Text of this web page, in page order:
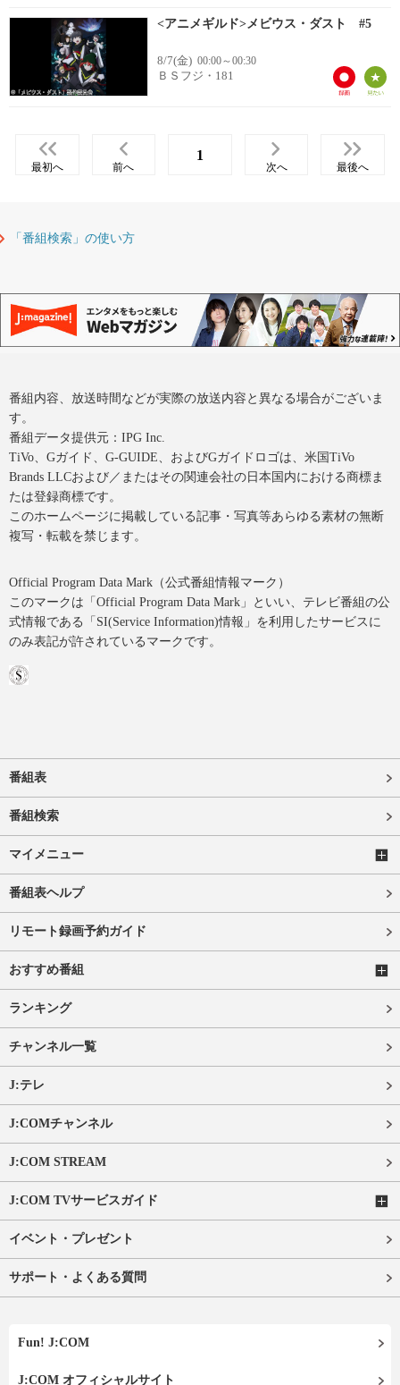
<アニメギルド>メビウス・ダスト #5
8/7(金) 00:00～00:30
ＢＳフジ・181
最初へ 前へ
1
次へ 最後へ
「番組検索」の使い方
番組内容、放送時間などが実際の放送内容と異なる場合がございま
す。
番組データ提供元：IPG Inc.
TiVo、Gガイド、G-GUIDE、およびGガイドロゴは、米国TiVo
Brands LLCおよび／またはその関連会社の日本国内における商標ま
たは登録商標です。
このホームページに掲載している記事・写真等あらゆる素材の無断
複写・転載を禁じます。
Official Program Data Mark（公式番組情報マーク）
このマークは「Official Program Data Mark」といい、テレビ番組の公
式情報である「SI(Service Information)情報」を利用したサービスに
のみ表記が許されているマークです。
番組表
番組検索
マイメニュー
番組表ヘルプ
リモート録画予約ガイド
おすすめ番組
ランキング
チャンネル一覧
J:テレ
J:COMチャンネル
J:COM STREAM
J:COM TVサービスガイド
イベント・プレゼント
サポート・よくある質問
Fun! J:COM
J:COM オフィシャルサイト